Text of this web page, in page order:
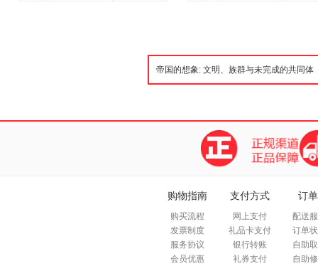
购物指南
购买流程
发票制度
服务协议
会员优惠
支付方式
网上支付
礼品卡支付
银行转账
礼券支付
订
配送
订单
自助
自助